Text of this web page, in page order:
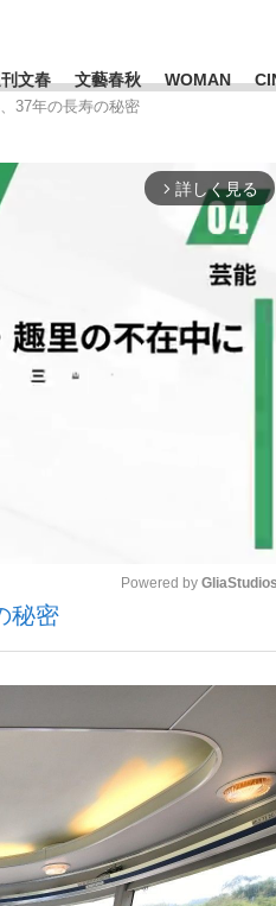
...
「クマが悪者扱い
文春 文藝春秋 WOMAN
#城彰二 #
37年の長寿の秘密
arrow_forward_ios 詳しく見る
Mute
Powered by GliaStudios
秘密